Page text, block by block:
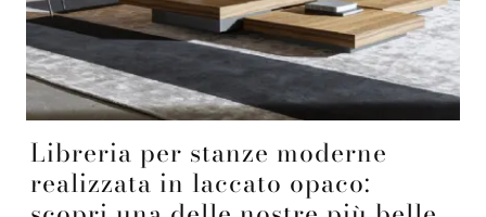
Libreria per stanze moderne
realizzata in laccato opaco: